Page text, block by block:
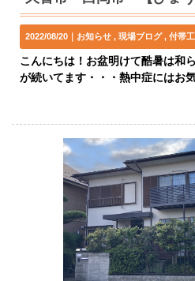
2022/08/20｜ お知らせ 現場ブログ 付帯
こんにちは！お盆明けて酷暑は和
が続いてます・・・熱中症にはお